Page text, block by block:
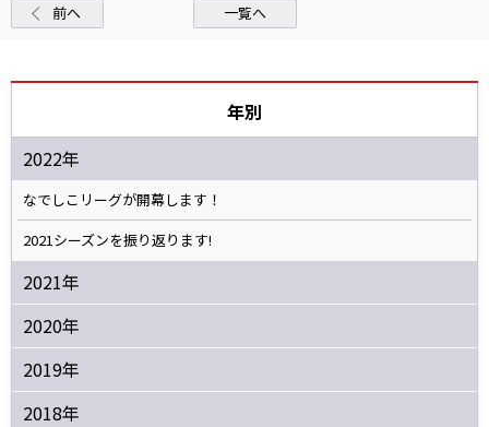
前へ 一覧へ
年別
2022年
なでしこリーグが開幕します！
2021シーズンを振り返ります!
2021年
2020年
2019年
2018年